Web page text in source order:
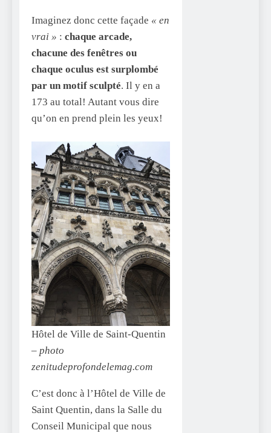
Imaginez donc cette façade « en
vrai » : chaque arcade,
chacune des fenêtres ou
chaque oculus est surplombé
par un motif sculpté. Il y en a
173 au total! Autant vous dire
qu’on en prend plein les yeux!
Hôtel de Ville de Saint-Quentin
– photo
zenitudeprofondelemag.com
C’est donc à l’Hôtel de Ville de
Saint Quentin, dans la Salle du
Conseil Municipal que nous